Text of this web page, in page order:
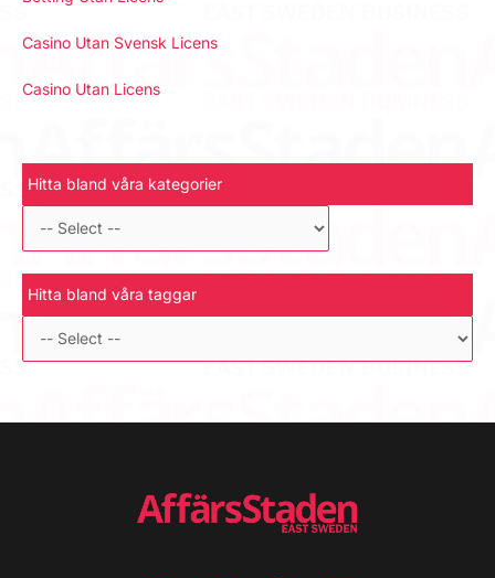
Casino Utan Svensk Licens
Casino Utan Licens
Hitta bland våra kategorier
Hitta bland våra taggar